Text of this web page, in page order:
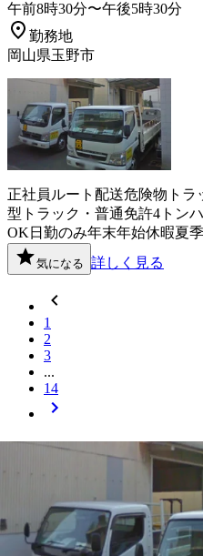
午前8時30分〜午後5時30分
勤務地
岡山県玉野市
正社員 ルート配送危険物 トラ
型トラック・普通免許4トン
OK 日勤のみ年末年始休暇夏
気になる 詳しく見る
1
2
3
...
14
岡山県 内の市区町
ドライバー
岡山市北区 岡山市中区岡山市
野市笠岡市井原市総社市高梁